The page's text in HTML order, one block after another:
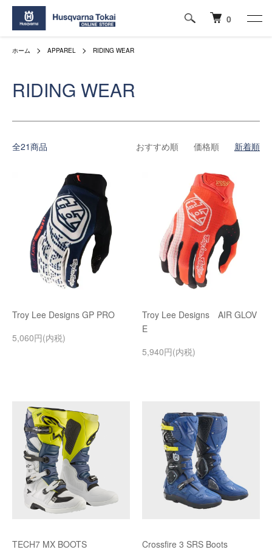
0
ホーム APPAREL RIDING WEAR
RIDING WEAR
全21商品 おすすめ順 価格順 新着順
Troy Lee Designs GP PRO
5,060円(内税)
Troy Lee Designs AIR GLOV
E
5,940円(内税)
TECH7 MX BOOTS
Crossfire 3 SRS Boots